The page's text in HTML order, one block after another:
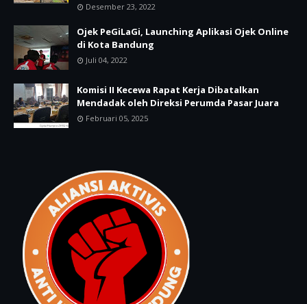
Desember 23, 2022
Ojek PeGiLaGi, Launching Aplikasi Ojek Online
di Kota Bandung
Juli 04, 2022
Komisi II Kecewa Rapat Kerja Dibatalkan
Mendadak oleh Direksi Perumda Pasar Juara
Februari 05, 2025